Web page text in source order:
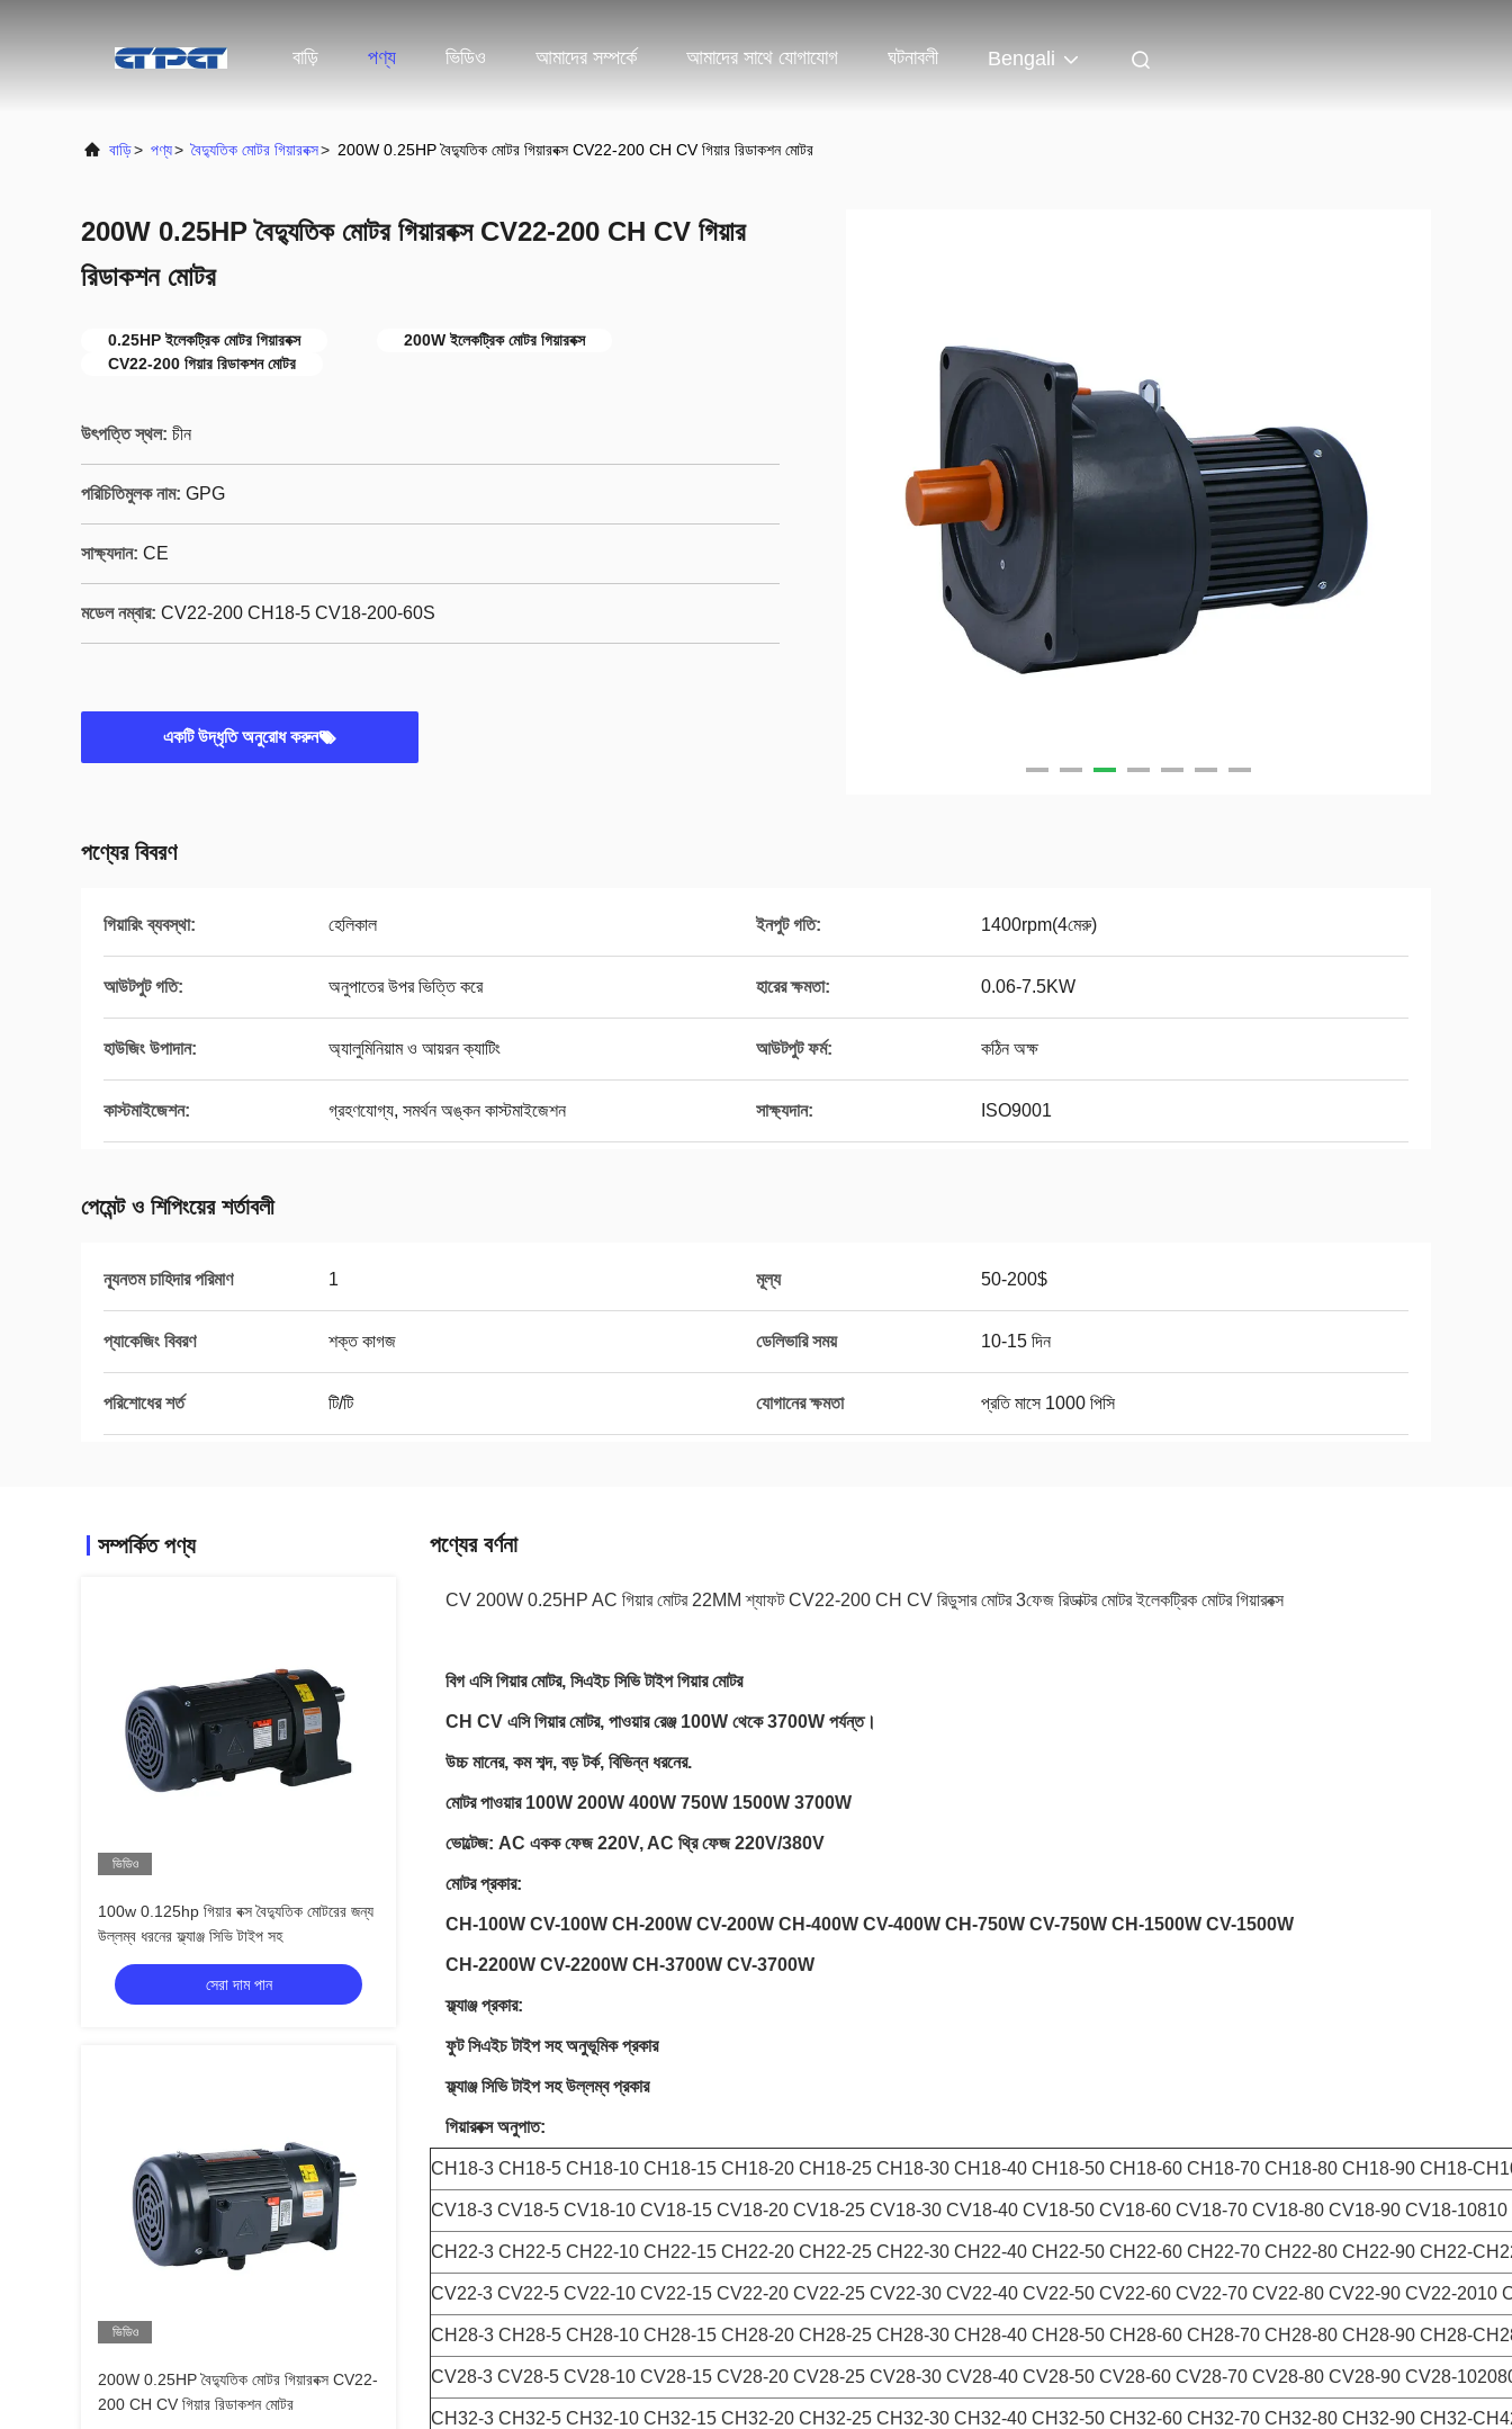
বাড়ি পণ্য ভিডিও আমাদের সম্পর্কে আমাদের সাথে যোগাযোগ ঘটনাবলী Bengali
বাড়ি> পণ্য> বৈদ্যুতিক মোটর গিয়ারবক্স> 200W 0.25HP বৈদ্যুতিক মোটর গিয়ারবক্স CV22-200 CH CV গিয়ার রিডাকশন মোটর
200W 0.25HP বৈদ্যুতিক মোটর গিয়ারবক্স CV22-200 CH CV গিয়ার
রিডাকশন মোটর
0.25HP ইলেকট্রিক মোটর গিয়ারবক্স
200W ইলেকট্রিক মোটর গিয়ারবক্স
CV22-200 গিয়ার রিডাকশন মোটর
উৎপত্তি স্থল: চীন
পরিচিতিমুলক নাম: GPG
সাক্ষ্যদান: CE
মডেল নম্বার: CV22-200 CH18-5 CV18-200-60S
একটি উদ্ধৃতি অনুরোধ করুন
পণ্যের বিবরণ
গিয়ারিং ব্যবস্থা: হেলিকাল ইনপুট গতি: 1400rpm(4মেরু)
আউটপুট গতি: অনুপাতের উপর ভিত্তি করে হারের ক্ষমতা: 0.06-7.5KW
হাউজিং উপাদান: অ্যালুমিনিয়াম ও আয়রন ক্যাটিং আউটপুট ফর্ম: কঠিন অক্ষ
কাস্টমাইজেশন: গ্রহণযোগ্য, সমর্থন অঙ্কন কাস্টমাইজেশন সাক্ষ্যদান: ISO9001
পেমেন্ট ও শিপিংয়ের শর্তাবলী
ন্যূনতম চাহিদার পরিমাণ 1 মূল্য 50-200$
প্যাকেজিং বিবরণ শক্ত কাগজ ডেলিভারি সময় 10-15 দিন
পরিশোধের শর্ত টি/টি যোগানের ক্ষমতা প্রতি মাসে 1000 পিসি
সম্পর্কিত পণ্য
ভিডিও
100w 0.125hp গিয়ার বক্স বৈদ্যুতিক মোটরের জন্য
উল্লম্ব ধরনের ফ্ল্যাঞ্জ সিভি টাইপ সহ
সেরা দাম পান
ভিডিও
200W 0.25HP বৈদ্যুতিক মোটর গিয়ারবক্স CV22-
200 CH CV গিয়ার রিডাকশন মোটর
পণ্যের বর্ণনা
CV 200W 0.25HP AC গিয়ার মোটর 22MM শ্যাফট CV22-200 CH CV রিডুসার মোটর 3ফেজ রিডাক্টর মোটর ইলেকট্রিক মোটর গিয়ারবক্স
বিগ এসি গিয়ার মোটর, সিএইচ সিভি টাইপ গিয়ার মোটর
CH CV এসি গিয়ার মোটর, পাওয়ার রেঞ্জ 100W থেকে 3700W পর্যন্ত।
উচ্চ মানের, কম শব্দ, বড় টর্ক, বিভিন্ন ধরনের.
মোটর পাওয়ার 100W 200W 400W 750W 1500W 3700W
ভোল্টেজ: AC একক ফেজ 220V, AC থ্রি ফেজ 220V/380V
মোটর প্রকার:
CH-100W CV-100W CH-200W CV-200W CH-400W CV-400W CH-750W CV-750W CH-1500W CV-1500W
CH-2200W CV-2200W CH-3700W CV-3700W
ফ্ল্যাঞ্জ প্রকার:
ফুট সিএইচ টাইপ সহ অনুভূমিক প্রকার
ফ্ল্যাঞ্জ সিভি টাইপ সহ উল্লম্ব প্রকার
গিয়ারবক্স অনুপাত:
CH18-3 CH18-5 CH18-10 CH18-15 CH18-20 CH18-25 CH18-30 CH18-40 CH18-50 CH18-60 CH18-70 CH18-80 CH18-90 CH18-
CV18-3 CV18-5 CV18-10 CV18-15 CV18-20 CV18-25 CV18-30 CV18-40 CV18-50 CV18-60 CV18-70 CV18-80 CV18-90 CV18-
CH22-3 CH22-5 CH22-10 CH22-15 CH22-20 CH22-25 CH22-30 CH22-40 CH22-50 CH22-60 CH22-70 CH22-80 CH22-90 CH22-
CV22-3 CV22-5 CV22-10 CV22-15 CV22-20 CV22-25 CV22-30 CV22-40 CV22-50 CV22-60 CV22-70 CV22-80 CV22-90 CV22-2010
CH28-3 CH28-5 CH28-10 CH28-15 CH28-20 CH28-25 CH28-30 CH28-40 CH28-50 CH28-60 CH28-70 CH28-80 CH28-90 CH28-
CV28-3 CV28-5 CV28-10 CV28-15 CV28-20 CV28-25 CV28-30 CV28-40 CV28-50 CV28-60 CV28-70 CV28-80 CV28-90 CV28-
CH32-3 CH32-5 CH32-10 CH32-15 CH32-20 CH32-25 CH32-30 CH32-40 CH32-50 CH32-60 CH32-70 CH32-80 CH32-90 CH32-